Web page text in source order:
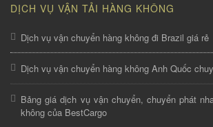
DỊCH VỤ VẬN TẢI HÀNG KHÔNG
Dịch vụ vận chuyển hàng không đi Brazil giá rẻ
Dịch vụ vận chuyển hàng không Anh Quốc
Bảng giá dịch vụ vận chuyển, chuyển phát
không của BestCargo